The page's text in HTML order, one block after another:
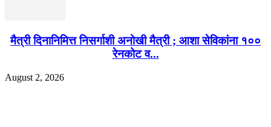
मैत्री दिनानिमित्त निसर्गाशी अनोखी मैत्री ; आशा सेविकांना १००
रेनकोट व...
August 2, 2026